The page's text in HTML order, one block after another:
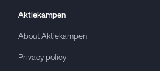
Aktiekampen
About Aktiekampen
Privacy policy